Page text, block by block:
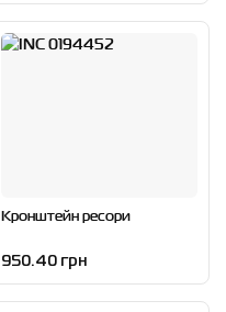
Кронштейн ресори
950.40 грн